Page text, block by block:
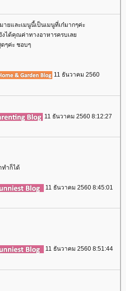
ยและเมนูนี้เป็นเมนูที่เก๋มากๆค่ะ
งได้คุณค่าทางอาหารครบเล
ๆค่ะ ชอบๆ
11 ธันวาคม 2560
11 ธันวาคม 2560 8:12:27
ทำก็ได้
11 ธันวาคม 2560 8:45:01
11 ธันวาคม 2560 8:51:44